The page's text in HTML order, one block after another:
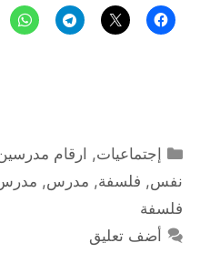
التصنيفات
إجتماعيات, ارقام
نفس, فلسفة, مدرس,
فلسفة
أضف تعليق